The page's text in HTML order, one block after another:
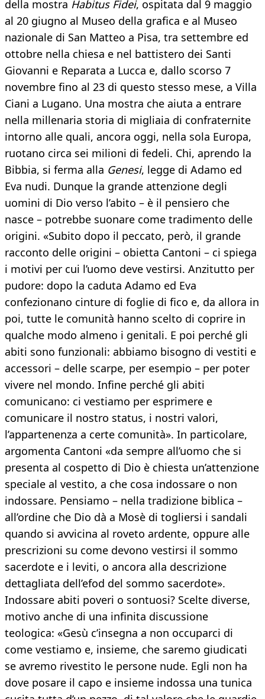
della mostra Habitus Fidei, ospitata dal 9 maggio
al 20 giugno al Museo della grafica e al Museo
nazionale di San Matteo a Pisa, tra settembre ed
ottobre nella chiesa e nel battistero dei Santi
Giovanni e Reparata a Lucca e, dallo scorso 7
novembre fino al 23 di questo stesso mese, a Villa
Ciani a Lugano. Una mostra che aiuta a entrare
nella millenaria storia di migliaia di confraternite
intorno alle quali, ancora oggi, nella sola Europa,
ruotano circa sei milioni di fedeli. Chi, aprendo la
Bibbia, si ferma alla Genesi, legge di Adamo ed
Eva nudi. Dunque la grande attenzione degli
uomini di Dio verso l’abito – è il pensiero che
nasce – potrebbe suonare come tradimento delle
origini. «Subito dopo il peccato, però, il grande
racconto delle origini – obietta Cantoni – ci spiega
i motivi per cui l’uomo deve vestirsi. Anzitutto per
pudore: dopo la caduta Adamo ed Eva
confezionano cinture di foglie di fico e, da allora in
poi, tutte le comunità hanno scelto di coprire in
qualche modo almeno i genitali. E poi perché gli
abiti sono funzionali: abbiamo bisogno di vestiti e
accessori – delle scarpe, per esempio – per poter
vivere nel mondo. Infine perché gli abiti
comunicano: ci vestiamo per esprimere e
comunicare il nostro status, i nostri valori,
l’appartenenza a certe comunità». In particolare,
argomenta Cantoni «da sempre all’uomo che si
presenta al cospetto di Dio è chiesta un’attenzione
speciale al vestito, a che cosa indossare o non
indossare. Pensiamo – nella tradizione biblica –
all’ordine che Dio dà a Mosè di togliersi i sandali
quando si avvicina al roveto ardente, oppure alle
prescrizioni su come devono vestirsi il sommo
sacerdote e i leviti, o ancora alla descrizione
dettagliata dell’efod del sommo sacerdote».
Indossare abiti poveri o sontuosi? Scelte diverse,
motivo anche di una infinita discussione
teologica: «Gesù c’insegna a non occuparci di
come vestiamo e, insieme, che saremo giudicati
se avremo rivestito le persone nude. Egli non ha
dove posare il capo e insieme indossa una tunica